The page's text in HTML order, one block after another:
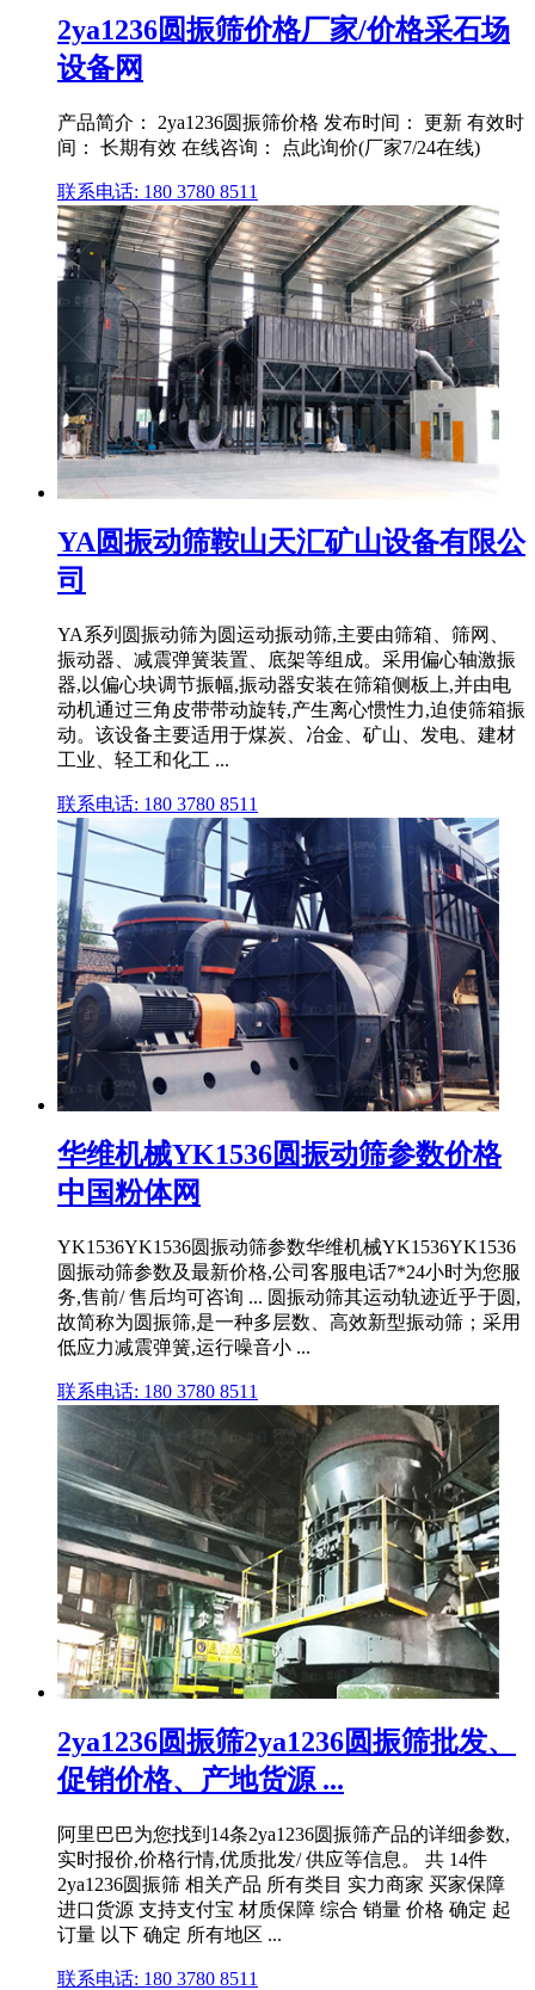
2ya1236圆振筛价格厂家/价格采石场
设备网
产品简介： 2ya1236圆振筛价格 发布时间： 更新 有效时
间： 长期有效 在线咨询： 点此询价(厂家7/24在线)
联系电话: 180 3780 8511
YA圆振动筛鞍山天汇矿山设备有限公
司
YA系列圆振动筛为圆运动振动筛,主要由筛箱、筛网、
振动器、减震弹簧装置、底架等组成。采用偏心轴激振
器,以偏心块调节振幅,振动器安装在筛箱侧板上,并由电
动机通过三角皮带带动旋转,产生离心惯性力,迫使筛箱振
动。该设备主要适用于煤炭、冶金、矿山、发电、建材
工业、轻工和化工 ...
联系电话: 180 3780 8511
华维机械YK1536圆振动筛参数价格
中国粉体网
YK1536YK1536圆振动筛参数华维机械YK1536YK1536
圆振动筛参数及最新价格,公司客服电话7*24小时为您服
务,售前/ 售后均可咨询 ... 圆振动筛其运动轨迹近乎于圆,
故简称为圆振筛,是一种多层数、高效新型振动筛；采用
低应力减震弹簧,运行噪音小 ...
联系电话: 180 3780 8511
2ya1236圆振筛2ya1236圆振筛批发、
促销价格、产地货源 ...
阿里巴巴为您找到14条2ya1236圆振筛产品的详细参数,
实时报价,价格行情,优质批发/ 供应等信息。 共 14件
2ya1236圆振筛 相关产品 所有类目 实力商家 买家保障
进口货源 支持支付宝 材质保障 综合 销量 价格 确定 起
订量 以下 确定 所有地区 ...
联系电话: 180 3780 8511